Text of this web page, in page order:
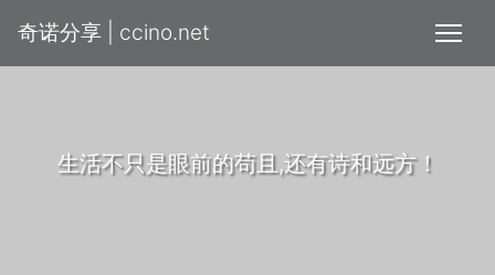
奇诺分享 | ccino.net
生活不只是眼前的苟且,还有诗和远方！